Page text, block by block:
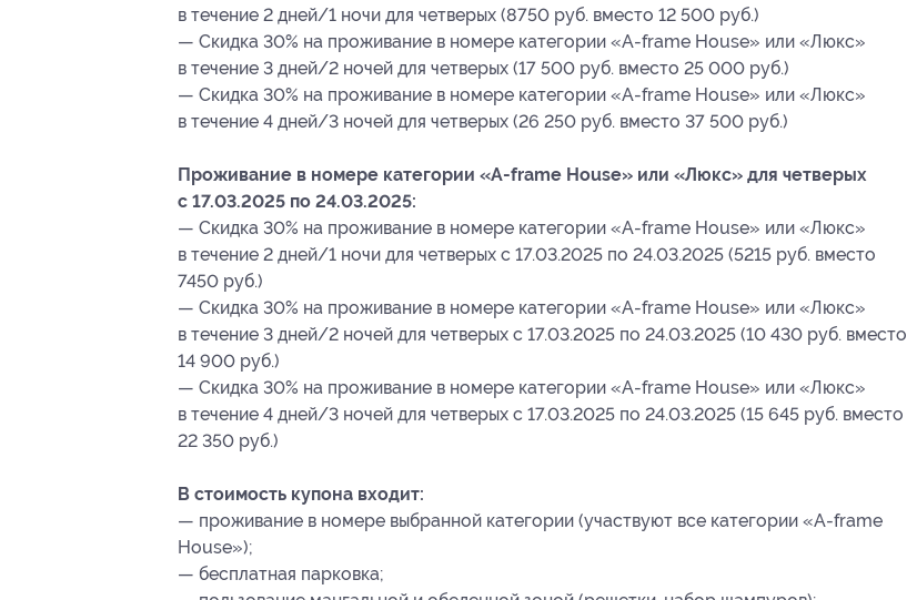
в течение 2 дней/1 ночи для четверых (8750 руб. вместо 12 500 руб.)
— Скидка 30% на проживание в номере категории «A-frame House» или «Люкс»
в течение 3 дней/2 ночей для четверых (17 500 руб. вместо 25 000 руб.)
— Скидка 30% на проживание в номере категории «A-frame House» или «Люкс»
в течение 4 дней/3 ночей для четверых (26 250 руб. вместо 37 500 руб.)
Проживание в номере категории «A-frame House» или «Люкс» для четверых
с 17.03.2025 по 24.03.2025:
— Скидка 30% на проживание в номере категории «A-frame House» или «Люкс»
в течение 2 дней/1 ночи для четверых с 17.03.2025 по 24.03.2025 (5215 руб. вместо
7450 руб.)
— Скидка 30% на проживание в номере категории «A-frame House» или «Люкс»
в течение 3 дней/2 ночей для четверых с 17.03.2025 по 24.03.2025 (10 430 руб. вместо
14 900 руб.)
— Скидка 30% на проживание в номере категории «A-frame House» или «Люкс»
в течение 4 дней/3 ночей для четверых с 17.03.2025 по 24.03.2025 (15 645 руб. вместо
22 350 руб.)
В стоимость купона входит:
— проживание в номере выбранной категории (участвуют все категории «A-frame
House»);
— бесплатная парковка;